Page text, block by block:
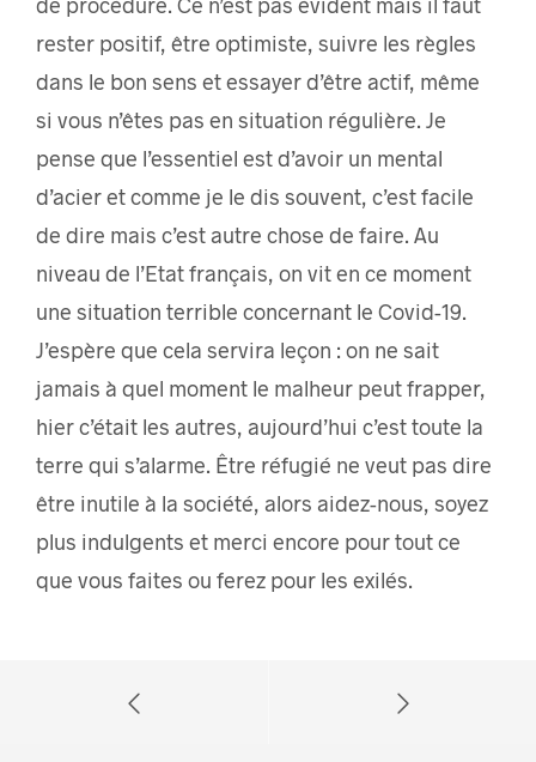
rester positif, être optimiste, suivre les règles
dans le bon sens et essayer d’être actif, même
si vous n’êtes pas en situation régulière. Je
pense que l’essentiel est d’avoir un mental
d’acier et comme je le dis souvent, c’est facile
de dire mais c’est autre chose de faire. Au
niveau de l’Etat français, on vit en ce moment
une situation terrible concernant le Covid-19.
J’espère que cela servira leçon : on ne sait
jamais à quel moment le malheur peut frapper,
hier c’était les autres, aujourd’hui c’est toute la
terre qui s’alarme. Être réfugié ne veut pas dire
être inutile à la société, alors aidez-nous, soyez
plus indulgents et merci encore pour tout ce
que vous faites ou ferez pour les exilés.